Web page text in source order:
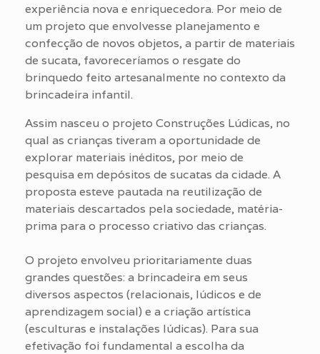
experiência nova e enriquecedora. Por meio de
um projeto que envolvesse planejamento e
confecção de novos objetos, a partir de materiais
de sucata, favoreceríamos o resgate do
brinquedo feito artesanalmente no contexto da
brincadeira infantil.
Assim nasceu o projeto Construções Lúdicas, no
qual as crianças tiveram a oportunidade de
explorar materiais inéditos, por meio de
pesquisa em depósitos de sucatas da cidade. A
proposta esteve pautada na reutilização de
materiais descartados pela sociedade, matéria-
prima para o processo criativo das crianças.
O projeto envolveu prioritariamente duas
grandes questões: a brincadeira em seus
diversos aspectos (relacionais, lúdicos e de
aprendizagem social) e a criação artística
(esculturas e instalações lúdicas). Para sua
efetivação foi fundamental a escolha da